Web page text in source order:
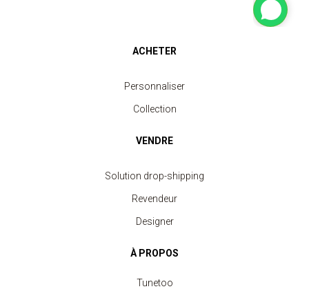
ACHETER
Personnaliser
Collection
VENDRE
Solution drop-shipping
Revendeur
Designer
À PROPOS
Tunetoo